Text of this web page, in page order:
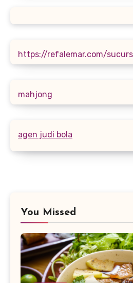
https://refalemar.com/
mahjong
agen judi bola
You Missed